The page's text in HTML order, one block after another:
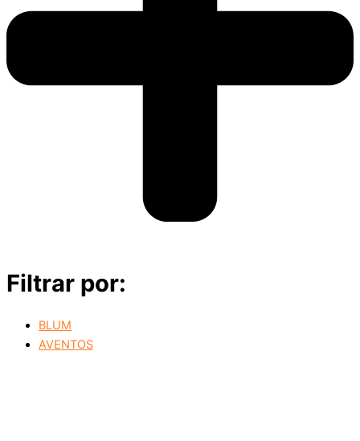
Filtrar por:
BLUM
AVENTOS